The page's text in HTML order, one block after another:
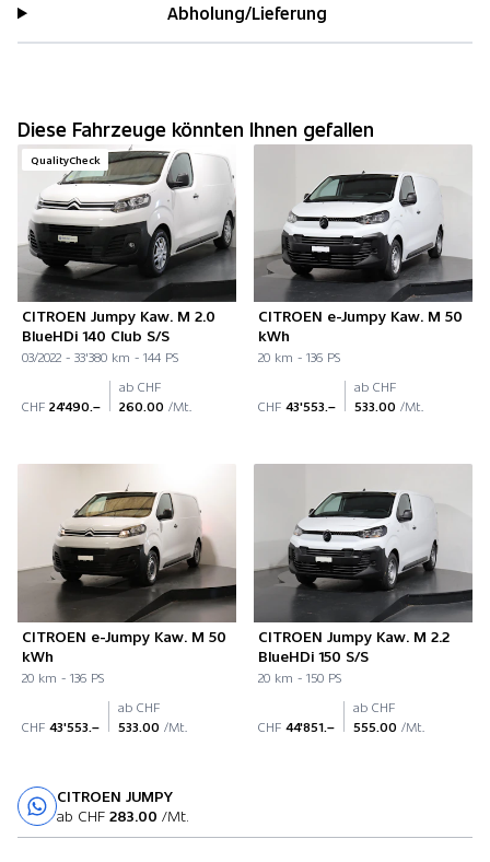
Abholung/Lieferung
Diese Fahrzeuge könnten Ihnen gefallen
QualityCheck
CITROEN Jumpy Kaw. M 2.0
BlueHDi 140 Club S/S
03/2022 - 33'380 km - 144 PS
CHF 24'490.–
ab CHF
260.00 /Mt.
CITROEN e-Jumpy Kaw. M 50
kWh
20 km - 136 PS
CHF 43'553.–
ab CHF
533.00 /Mt.
CITROEN e-Jumpy Kaw. M 50
kWh
20 km - 136 PS
CHF 43'553.–
ab CHF
533.00 /Mt.
CITROEN Jumpy Kaw. M 2.2
BlueHDi 150 S/S
20 km - 150 PS
CHF 44'851.–
ab CHF
555.00 /Mt.
CITROEN JUMPY
ab CHF 283.00 /Mt.